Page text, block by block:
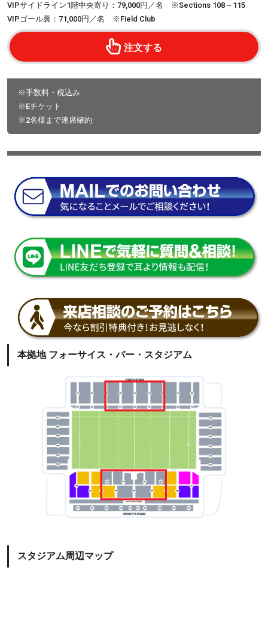
VIPサイドライン1階中央寄り：79,000円／名 ※Sections 108～115
VIPゴール裏：71,000円／名 ※Field Club
注文する
※手数料・税込み
※Eチケット
※2名様まで連席確約
本拠地 フォーサイス・バー・スタジアム
スタジアム周辺マップ